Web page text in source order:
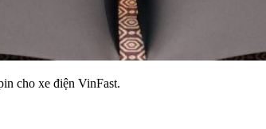
cho xe điện VinFast.